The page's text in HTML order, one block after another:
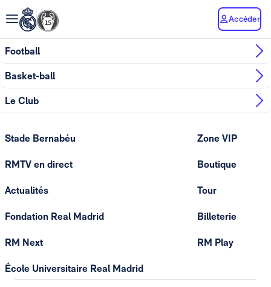
Accéder
Football
Basket-ball
Le Club
Stade Bernabéu
RMTV en direct
Actualités
Fondation Real Madrid
RM Next
École Universitaire Real Madrid
Zone VIP
Boutique
Tour
Billeterie
RM Play